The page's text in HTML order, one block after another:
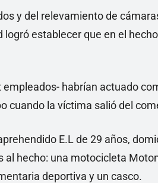
y del relevamiento de
logró establecer que en el
habrían actuado
cuando la víctima salió del
E.L de 29 años,
hecho: una motocicleta
deportiva y un casco.